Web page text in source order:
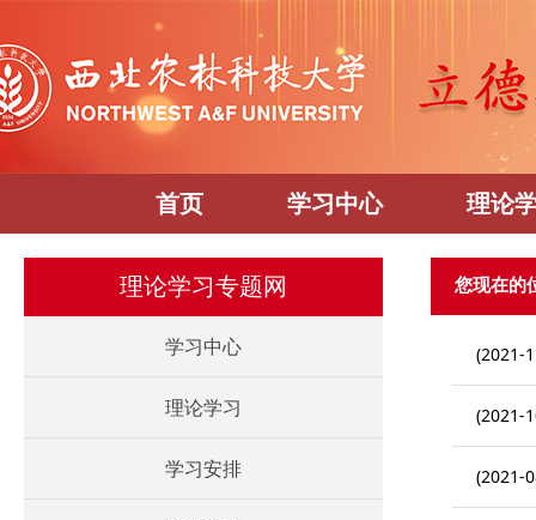
首页 学习中心 理论
理论学习专题网
学习中心
理论学习
学习安排
您现在的
(2021-
(2021-
(2021-